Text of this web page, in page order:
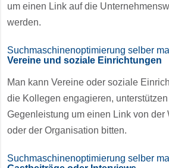
um einen Link auf die
werden.
Suchmaschinenoptimierung selber
Vereine und soziale Einrichtungen
Man kann Vereine oder soziale
die Kollegen engagieren,
Gegenleistung um einen Link von der
oder der Organisation bitten.
Suchmaschinenoptimierung selber